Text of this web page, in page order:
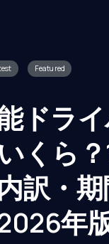
Featured
ドラ
くら
訳・
年版